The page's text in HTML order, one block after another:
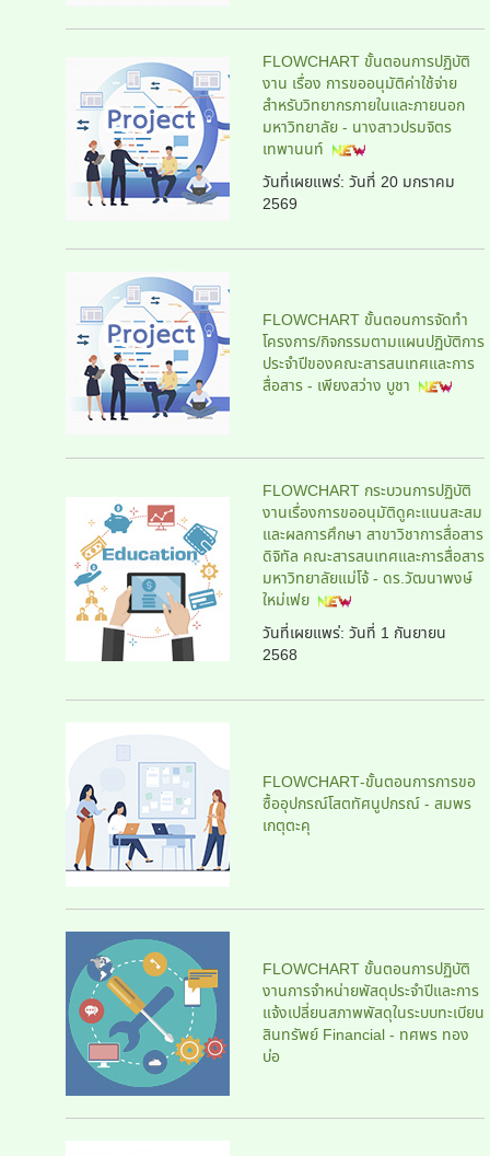
FLOWCHART ขั้นตอนการปฏิบัติ
งาน เรื่อง การขออนุมัติค่าใช้จ่าย
สำหรับวิทยากรภายในและภายนอก
มหาวิทยาลัย - นางสาวปรมจิตร
เทพานนท์
วันที่เผยแพร่: วันที่ 20 มกราคม
2569
FLOWCHART ขั้นตอนการจัดทำ
โครงการ/กิจกรรมตามแผนปฏิบัติการ
ประจำปีของคณะสารสนเทศและการ
สื่อสาร - เพียงสว่าง บูชา
FLOWCHART กระบวนการปฏิบัติ
งานเรื่องการขออนุมัติดูคะแนนสะสม
และผลการศึกษา สาขาวิชาการสื่อสาร
ดิจิทัล คณะสารสนเทศและการสื่อสาร
มหาวิทยาลัยแม่โจ้ - ดร.วัฒนาพงษ์
ใหม่เฟย
วันที่เผยแพร่: วันที่ 1 กันยายน
2568
FLOWCHART-ขั้นตอนการการขอ
ซื้ออุปกรณ์โสตทัศนูปกรณ์ - สมพร
เกตุตะคุ
FLOWCHART ขั้นตอนการปฏิบัติ
งานการจำหน่ายพัสดุประจำปีและการ
แจ้งเปลี่ยนสภาพพัสดุในระบบทะเบียน
สินทรัพย์ Financial - ทศพร ทอง
บ่อ